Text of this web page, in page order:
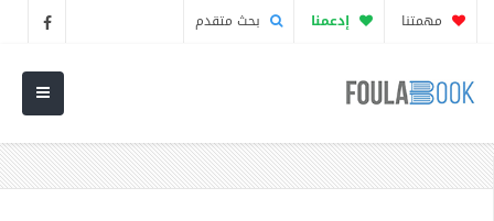
مهمتنا إدعمنا بحث متقدم